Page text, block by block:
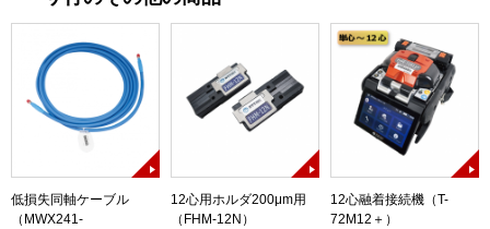
低損失同軸ケーブル
（MWX241-
12心用ホルダ200μm用
（FHM-12N）
12心融着接続機（T-
72M12＋）